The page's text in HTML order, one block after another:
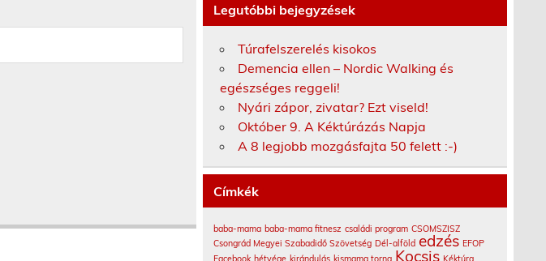
Legutóbbi bejegyzések
Túrafelszerelés kisokos
Demencia ellen – Nordic Walking és
egészséges reggeli!
Nyári zápor, zivatar? Ezt viseld!
Október 9. A Kéktúrázás Napja
A 8 legjobb mozgásfajta 50 felett :-)
Címkék
baba-mama baba-mama fitnesz családi program CSOMSZISZ
Csongrád Megyei Szabadidő Szövetség Dél-alföld edzés EFOP
Kocsis